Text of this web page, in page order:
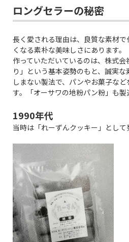
ロングセラーの秘密
長く愛される理由は、良質な素材
くなる素朴な美味しさにあります。
作っていただいているのは、株式
り」という基本姿勢のもと、誠実
しまない製法で、パンやお菓子な
す。「オーサワの地粉パン粉」も製
1990年代
当時は「れーずんクッキー」として